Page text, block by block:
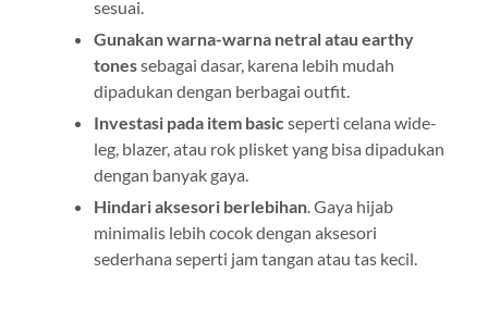
sesuai.
Gunakan warna-warna netral atau earthy
tonessebagai dasar, karena lebih mudah
dipadukan dengan berbagai outfit.
Investasi pada item basicseperti celana wide-
leg, blazer, atau rok plisket yang bisa dipadukan
dengan banyak gaya.
Hindari aksesori berlebihan. Gaya hijab
minimalis lebih cocok dengan aksesori
sederhana seperti jam tangan atau tas kecil.